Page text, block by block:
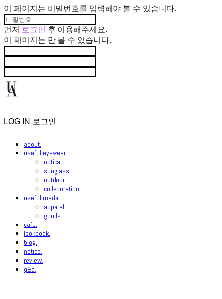
이 페이지는 비밀번호를 입력해야 볼 수 있습니다.
먼저 로그인 후 이용해주세요.
이 페이지는 만 볼 수 있습니다.
LOG IN 로그인
about.
useful eyewear.
optical.
sunglass.
outdoor.
collaboration.
useful made.
apparel.
goods.
cafe.
lookbook.
blog.
notice.
review.
q&a.